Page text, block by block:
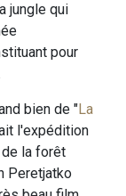
jungle qui
pour
bien de "La
l'expédition
la forêt
Peretjatko